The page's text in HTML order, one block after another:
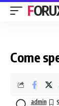
Come
admin